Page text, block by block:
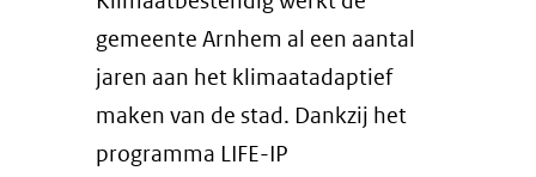
gemeente Arnhem al een aantal
jaren aan het klimaatadaptief
maken van de stad. Dankzij het
programma LIFE-IP